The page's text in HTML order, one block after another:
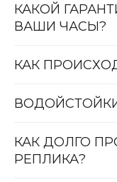
КАКОЙ
ВАШИ ЧАСЫ?
КАК
КАК ДОЛГО
РЕПЛИКА?